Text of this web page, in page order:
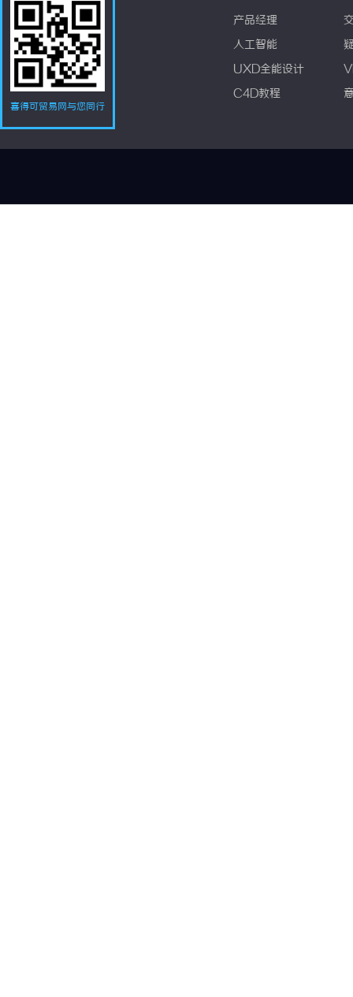
喜得可贸易网与您同行
产品经理
人工智能
UXD全能设计
C4D教程